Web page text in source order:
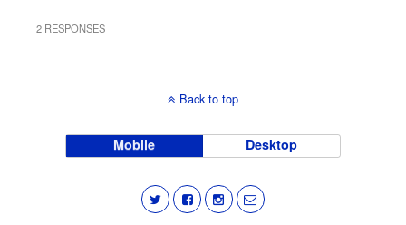
2 RESPONSES
Back to top
Mobile Desktop